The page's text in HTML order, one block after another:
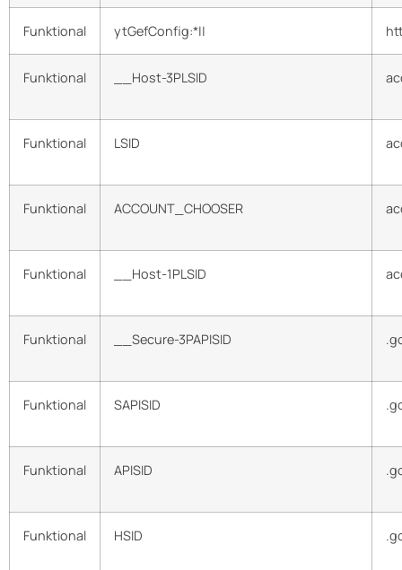
Funktional ytGefConfig:*||
Funktional __Host-3PLSID
Funktional LSID
Funktional ACCOUNT_CHOOSER
Funktional __Host-1PLSID
Funktional __Secure-3PAPISID
Funktional SAPISID
Funktional APISID
Funktional HSID